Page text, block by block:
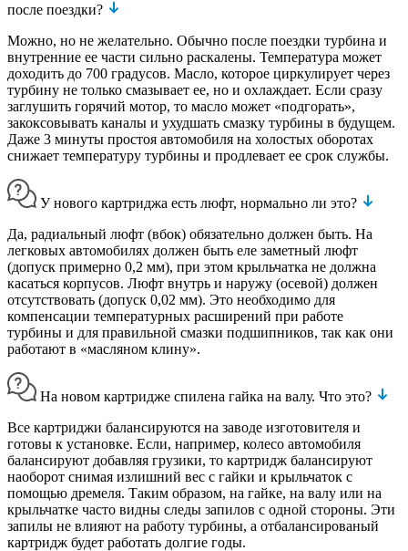
после поездки?
Можно, но не желательно. Обычно после поездки турбина и
внутренние ее части сильно раскалены. Температура может
доходить до 700 градусов. Масло, которое циркулирует через
турбину не только смазывает ее, но и охлаждает. Если сразу
заглушить горячий мотор, то масло может «подгорать»,
закоксовывать каналы и ухудшать смазку турбины в будущем.
Даже 3 минуты простоя автомобиля на холостых оборотах
снижает температуру турбины и продлевает ее срок службы.
У нового картриджа есть люфт, нормально ли это?
Да, радиальный люфт (вбок) обязательно должен быть. На
легковых автомобилях должен быть еле заметный люфт
(допуск примерно 0,2 мм), при этом крыльчатка не должна
касаться корпусов. Люфт внутрь и наружу (осевой) должен
отсутствовать (допуск 0,02 мм). Это необходимо для
компенсации температурных расширений при работе
турбины и для правильной смазки подшипников, так как они
работают в «масляном клину».
На новом картридже спилена гайка на валу. Что это?
Все картриджи балансируются на заводе изготовителя и
готовы к установке. Если, например, колесо автомобиля
балансируют добавляя грузики, то картридж балансируют
наоборот снимая излишний вес с гайки и крыльчаток с
помощью дремеля. Таким образом, на гайке, на валу или на
крыльчатке часто видны следы запилов с одной стороны. Эти
запилы не влияют на работу турбины, а отбалансированый
картридж будет работать долгие годы.